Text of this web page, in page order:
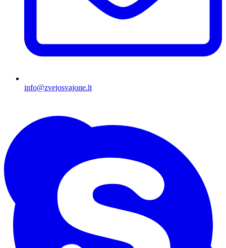
info@zvejosvajone.lt